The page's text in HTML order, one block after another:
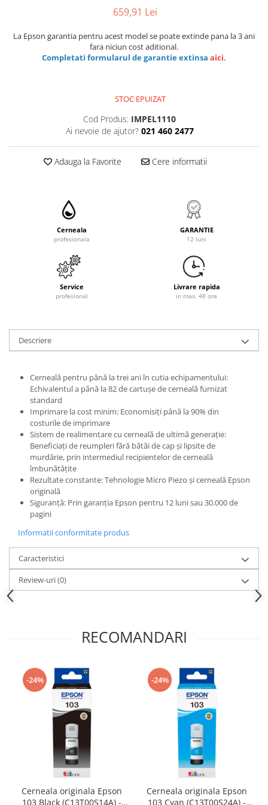
659,91 Lei
La Epson garantia pentru acest model se poate extinde pana la 3 ani
fara niciun cost aditional.
Completati formularul de garantie extinsa aici.
STOC EPUIZAT
Cod Produs: IMPEL1110
Ai nevoie de ajutor? 021 460 2477
Adauga la Favorite Cere informatii
Cerneala
profesionala
GARANTIE
12 luni
Service
profesional
Livrare rapida
in max. 48 ore
Descriere
Cerneală pentru până la trei ani în cutia echipamentului:
Echivalentul a până la 82 de cartușe de cerneală furnizat
standard
Imprimare la cost minim: Economisiți până la 90% din
costurile de imprimare
Sistem de realimentare cu cerneală de ultimă generație:
Beneficiați de reumpleri fără bătăi de cap și lipsite de
murdărie, prin intermediul recipientelor de cerneală
îmbunătățite
Rezultate constante: Tehnologie Micro Piezo și cerneală Epson
originală
Siguranță: Prin garanția Epson pentru 12 luni sau 30.000 de
pagini
Informatii conformitate produs
Caracteristici
Review-uri(0)
RECOMANDARI
-24%
Cerneala originala Epson
103 Black (C13T00S14A) -
-24%
Cerneala originala Epson
103 Cyan (C13T00S24A) -